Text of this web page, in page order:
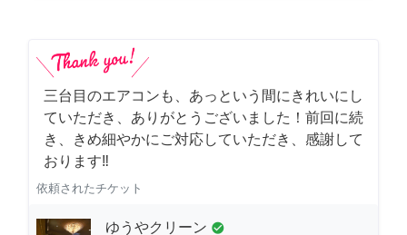
三台目のエアコンも、あっという間にきれいにし
ていただき、ありがとうございました！前回に続
き、きめ細やかにご対応していただき、感謝して
おります‼️
依頼されたチケット
ゆうやクリーン check_circle